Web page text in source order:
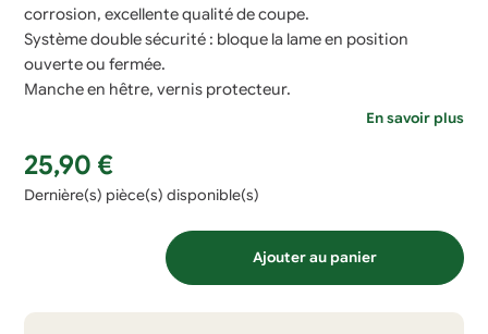
corrosion, excellente qualité de coupe.
Système double sécurité : bloque la lame en position
ouverte ou fermée.
Manche en hêtre, vernis protecteur.
En savoir plus
25,90 €
Dernière(s) pièce(s) disponible(s)
Ajouter au panier